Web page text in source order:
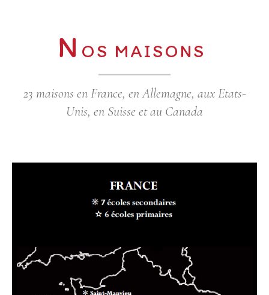
N OS MAISONS
23 maisons en France, en Allemagne, aux Etats-
Unis, en Suisse et au Canada